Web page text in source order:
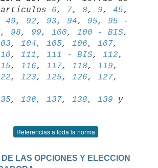
artículos 6, 7, 8, 9, 45
49, 92, 93, 94, 95, 95 -
, 98, 99, 100, 100 - BIS
, 104, 105, 106, 107
, 111 , 111 - BIS, 112,
, 116, 117, 118, 119
, 123, 125, 126, 127
, 136, 137, 138, 139
Referencias a toda la norma
LAS OPCIONES Y ELECCION